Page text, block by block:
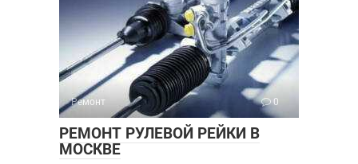
Ремонт 0
РЕМОНТ РУЛЕВОЙ РЕЙКИ В
МОСКВЕ